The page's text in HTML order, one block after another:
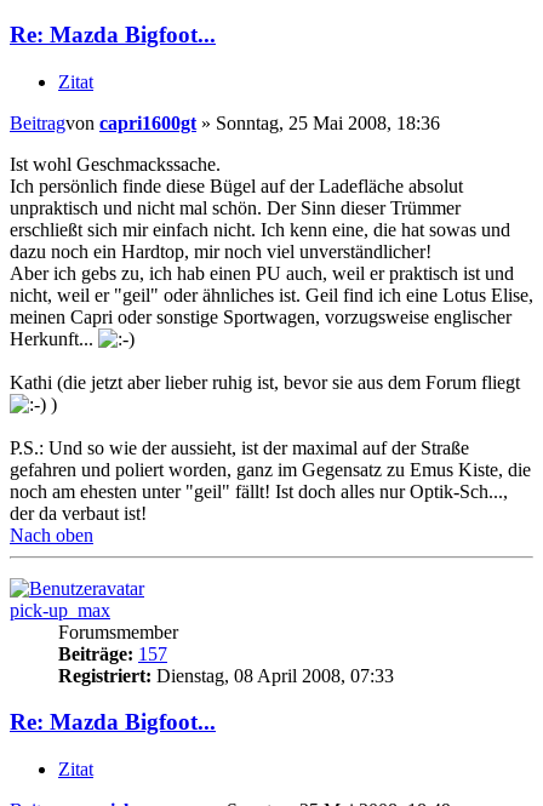
Re: Mazda Bigfoot...
Zitat
Beitragvon capri1600gt » Sonntag, 25 Mai 2008, 18:36
Ist wohl Geschmackssache.
Ich persönlich finde diese Bügel auf der Ladefläche absolut
unpraktisch und nicht mal schön. Der Sinn dieser Trümmer
erschließt sich mir einfach nicht. Ich kenn eine, die hat sowas und
dazu noch ein Hardtop, mir noch viel unverständlicher!
Aber ich gebs zu, ich hab einen PU auch, weil er praktisch ist und
nicht, weil er "geil" oder ähnliches ist. Geil find ich eine Lotus Elise,
meinen Capri oder sonstige Sportwagen, vorzugsweise englischer
Herkunft...
Kathi (die jetzt aber lieber ruhig ist, bevor sie aus dem Forum fliegt
)
P.S.: Und so wie der aussieht, ist der maximal auf der Straße
gefahren und poliert worden, ganz im Gegensatz zu Emus Kiste, die
noch am ehesten unter "geil" fällt! Ist doch alles nur Optik-Sch...,
der da verbaut ist!
Nach oben
pick-up_max
Forumsmember
Beiträge: 157
Registriert: Dienstag, 08 April 2008, 07:33
Re: Mazda Bigfoot...
Zitat